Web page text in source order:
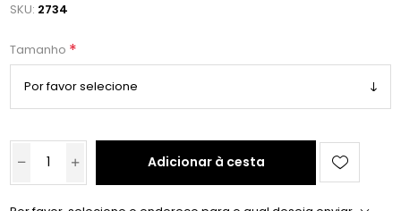
SKU: 2734
Tamanho *
Adicionar à cesta